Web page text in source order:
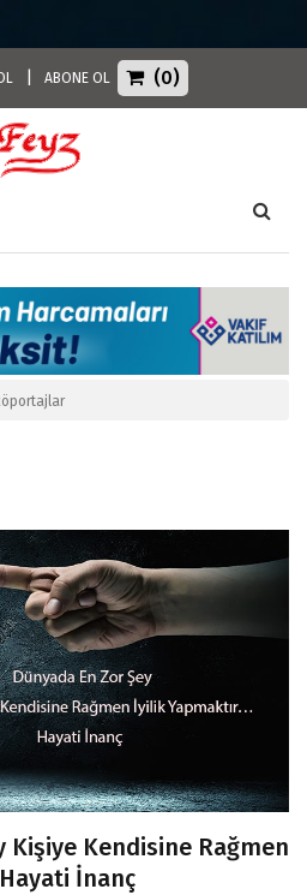
ABONE OL (0)
Kişiye Kendisine Rağmen
İnanç